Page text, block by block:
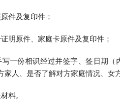
件及复印件；
明原件、家庭卡原件及复印件；
一份相识经过并签字、签日期
家人、是否了解对方家庭情况、
料。